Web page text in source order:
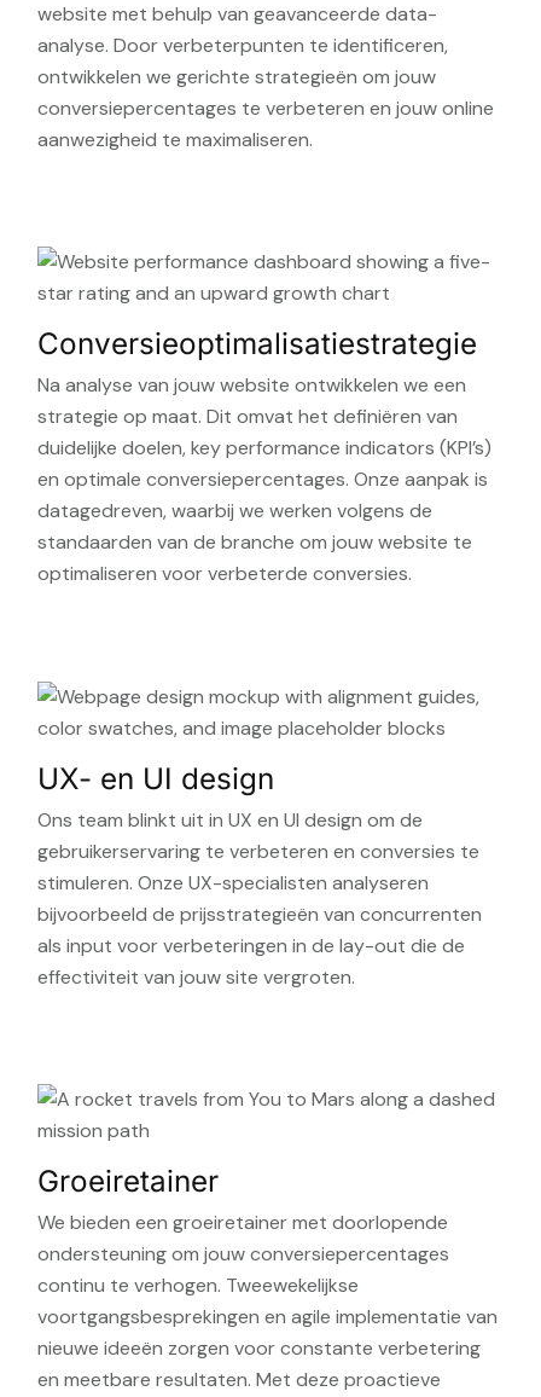
website met behulp van geavanceerde data-
analyse. Door verbeterpunten te identificeren,
ontwikkelen we gerichte strategieën om jouw
conversiepercentages te verbeteren en jouw online
aanwezigheid te maximaliseren.
Conversieoptimalisatiestrategie
Na analyse van jouw website ontwikkelen we een
strategie op maat. Dit omvat het definiëren van
duidelijke doelen, key performance indicators (KPI’s)
en optimale conversiepercentages. Onze aanpak is
datagedreven, waarbij we werken volgens de
standaarden van de branche om jouw website te
optimaliseren voor verbeterde conversies.
UX- en UI design
Ons team blinkt uit in UX en UI design om de
gebruikerservaring te verbeteren en conversies te
stimuleren. Onze UX-specialisten analyseren
bijvoorbeeld de prijsstrategieën van concurrenten
als input voor verbeteringen in de lay-out die de
effectiviteit van jouw site vergroten.
Groeiretainer
We bieden een groeiretainer met doorlopende
ondersteuning om jouw conversiepercentages
continu te verhogen. Tweewekelijkse
voortgangsbesprekingen en agile implementatie van
nieuwe ideeën zorgen voor constante verbetering
en meetbare resultaten. Met deze proactieve